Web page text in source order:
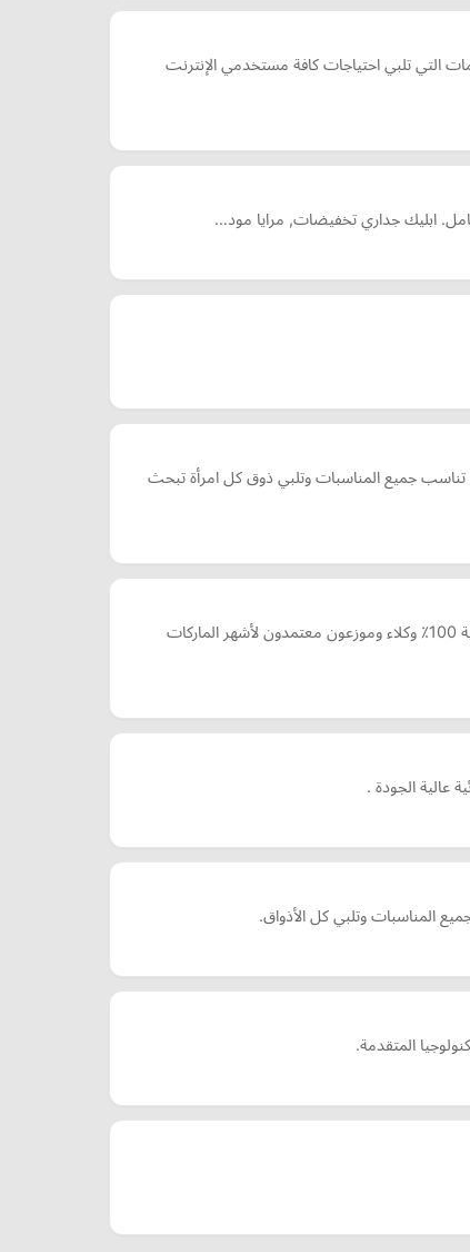
التي تلبي احتياجات كافة مستخدمي الإنترنت
ابليك جداري تخفيضات, مرايا مود…
تناسب جميع المناسبات وتلبي ذوق كل امرأة تبحث
وسطاء العطور و التجميل شركة ذات مسئولية محدودة ومعرّفه في وزارة التجارة "معروف" متخصصون في استيراد منتجات التجميل والعطور الأصلية 100٪؜ وكلاء وموزعون معتمدون لأشهر الماركات
عالية الجودة .
المتقدمة.